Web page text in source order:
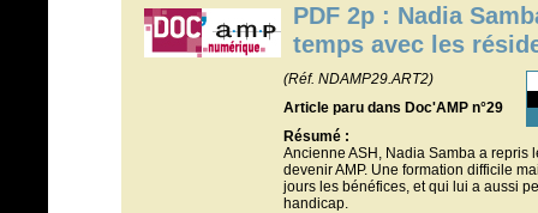
PDF 2p : Nadia
temps avec les
(Réf. NDAMP29.ART2)
Article paru dans Doc'AMP n°29
Résumé :
Ancienne ASH, Nadia Samba a repris
devenir AMP. Une formation difficile
jours les bénéfices, et qui lui a aussi
handicap.